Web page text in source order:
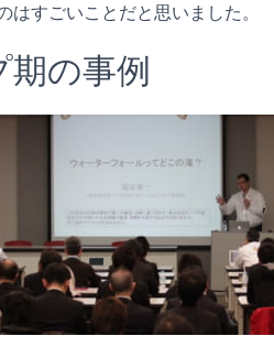
すごいことだと思いました。
の事例